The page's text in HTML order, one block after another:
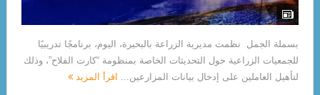
بسملة الجمل نظمت مديرية الزراعة بالبحيرة، اليوم، برنامجًا تدريبيًا
للجمعيات الزراعية حول التحديثات الخاصة بمنظومة “كارت الفلاح”، وذلك
لتأهيل العاملين على إدخال بيانات المزارعين... اقرأ المزيد